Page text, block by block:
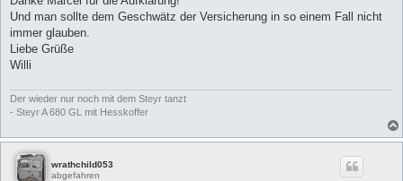
r
a
Und man sollte dem Geschwätz der Versicherung in so einem Fall nicht
immer glauben.
Liebe Grüße
Willi
Der wieder nur noch mit dem Steyr tanzt
- Steyr A 680 GL mit Hesskoffer
wrathchild053
abgefahren